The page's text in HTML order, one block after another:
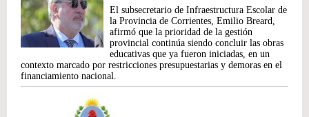
El subsecretario de Infraestructura Escolar de
la Provincia de Corrientes, Emilio Breard,
afirmó que la prioridad de la gestión
provincial continúa siendo concluir las obras
educativas que ya fueron iniciadas, en un
contexto marcado por restricciones presupuestarias y demoras en el
financiamiento nacional.